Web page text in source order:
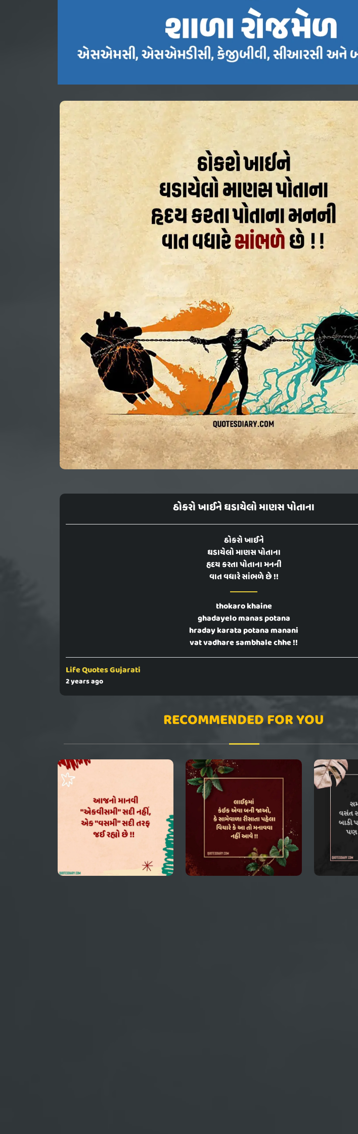
ઠોકરો ખાઈને ઘડાયેલો માણસ પોતાના
ઠોકરો ખાઈને
ઘડાયેલો માણસ પોતાના
હૃદય કરતા પોતાના મનની
વાત વધારે સાંભળે છે !!
thokaro khaine
ghadayelo manas potana
hraday karata potana manani
vat vadhare sambhale chhe !!
Life Quotes Gujarati
2 years ago
RECOMMENDED FOR YOU